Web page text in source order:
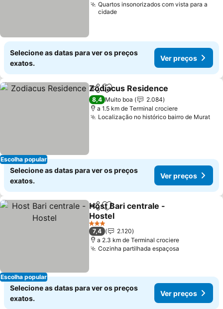
Quartos insonorizados com vista para a
cidade
Selecione as datas para ver os preços
exatos.
Ver preços
Escolha popular
PartilharAdicionar aos favoritos
Zodiacus Residence
8,4 Muito boa
2.084
a 1.5 km de Terminal crociere
Localização no histórico bairro de Murat
Selecione as datas para ver os preços
exatos.
Ver preços
Escolha popular
PartilharAdicionar aos favoritos
Host Bari centrale -
Hostel
Ver preços
3 Estrelas
7,4
2.120
a 2.3 km de Terminal crociere
Cozinha partilhada espaçosa
Selecione as datas para ver os preços
exatos.
Ver preços